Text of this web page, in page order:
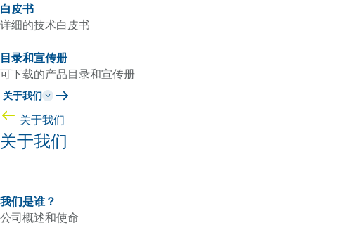
白皮书
详细的技术白皮书
目录和宣传册
可下载的产品目录和宣传册
关于我们
关于我们
关于我们
我们是谁？
公司概述和使命